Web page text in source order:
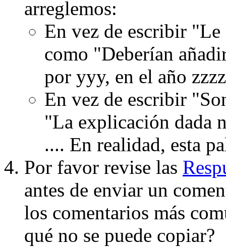
arreglemos:
En vez de escribir
como "Deberían
por yyy, en el año
En vez de escribir
"La explicación dada
.... En realidad, esta
Por favor revise las
antes de enviar un
los comentarios más
qué no se puede copiar?